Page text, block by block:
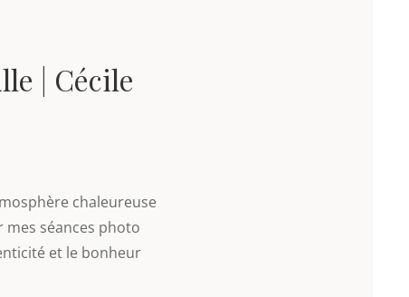
| Cécile
chaleureuse
mes séances photo
et le bonheur